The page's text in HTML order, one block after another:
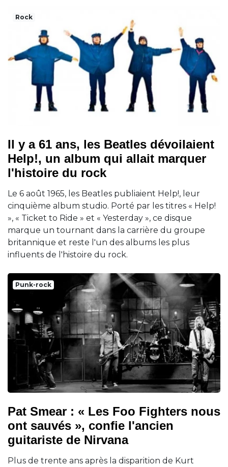
Rock
Il y a 61 ans, les Beatles dévoilaient
Help!, un album qui allait marquer
l'histoire du rock
Le 6 août 1965, les Beatles publiaient Help!, leur
cinquième album studio. Porté par les titres « Help!
», « Ticket to Ride » et « Yesterday », ce disque
marque un tournant dans la carrière du groupe
britannique et reste l'un des albums les plus
influents de l'histoire du rock.
Punk-rock
Pat Smear : « Les Foo Fighters nous
ont sauvés », confie l'ancien
guitariste de Nirvana
Plus de trente ans après la disparition de Kurt